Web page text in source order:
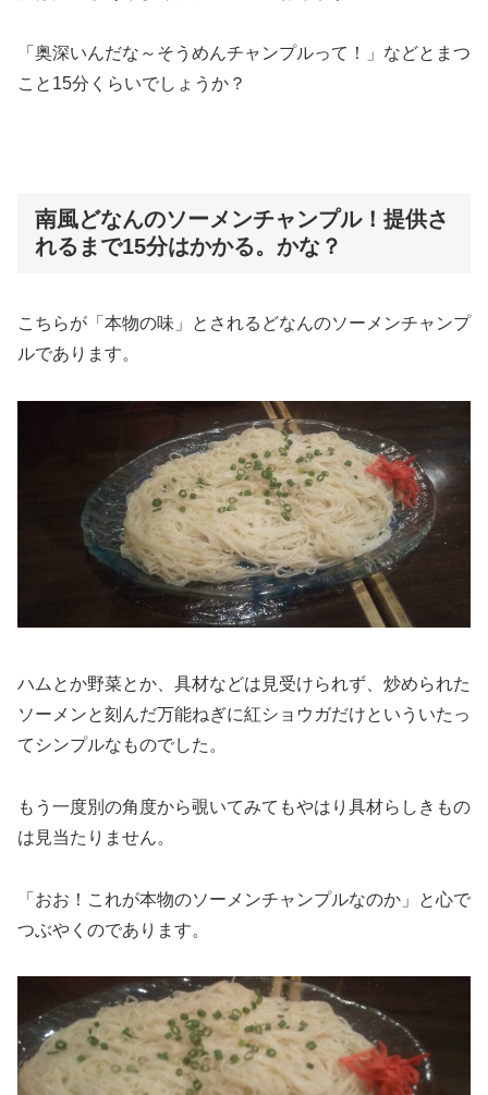
「奥深いんだな～そうめんチャンプルって！」などとまつ
こと15分くらいでしょうか？
南風どなんのソーメンチャンプル！提供さ
れるまで15分はかかる。かな？
こちらが「本物の味」とされるどなんのソーメンチャンプ
ルであります。
ハムとか野菜とか、具材などは見受けられず、炒められた
ソーメンと刻んだ万能ねぎに紅ショウガだけといういたっ
てシンプルなものでした。
もう一度別の角度から覗いてみてもやはり具材らしきもの
は見当たりません。
「おお！これが本物のソーメンチャンプルなのか」と心で
つぶやくのであります。